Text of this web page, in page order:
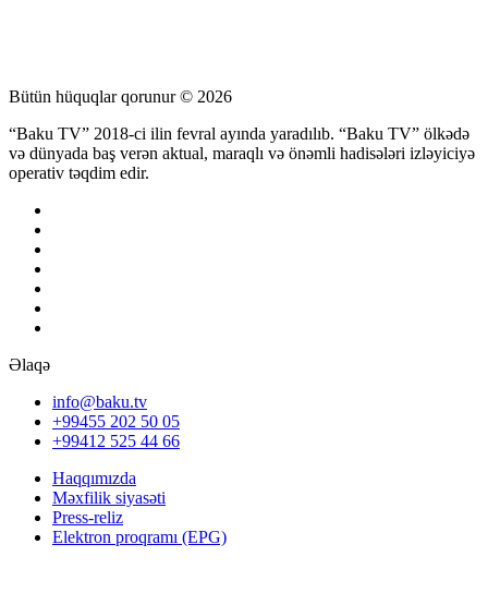
Bütün hüquqlar qorunur © 2026
“Baku TV” 2018-ci ilin fevral ayında yaradılıb. “Baku TV” ölkədə
və dünyada baş verən aktual, maraqlı və önəmli hadisələri izləyiciyə
operativ təqdim edir.
Əlaqə
info@baku.tv
+99455 202 50 05
+99412 525 44 66
Haqqımızda
Məxfilik siyasəti
Press-reliz
Elektron proqramı (EPG)